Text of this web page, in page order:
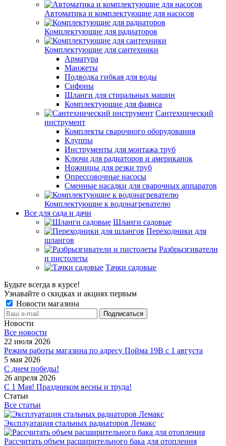
Автоматика и комплектующие для насосов
Комплектующие для радиаторов
Комплектующие для сантехники
Арматура
Манжеты
Подводка гибкая для воды
Сифоны
Шланги для стиральных машин
Комплектующие для фаянса
Сантехнический
инструмент
Комплекты сварочного оборудования
Клуппы
Инструменты для монтажа труб
Ключи для радиаторов и американок
Ножницы для резки труб
Опрессовочные насосы
Сменные насадки для сварочных аппаратов
Комплектующие к водонагревателю
Все для сада и дачи
Шланги садовые
Переходники для
шлангов
Разбрызгиватели
и пистолеты
Тачки садовые
Будьте всегда в курсе!
Узнавайте о скидках и акциях первым
Новости магазина
Новости
Все новости
22 июля 2026
Режим работы магазина по адресу Пойма 19В с 1 августа
5 мая 2026
С днем победы!
26 апреля 2026
С 1 Мая! Праздником весны и труда!
Статьи
Все статьи
Эксплуатация стальных радиаторов Лемакс
Рассчитать объем расширительного бака для отопления